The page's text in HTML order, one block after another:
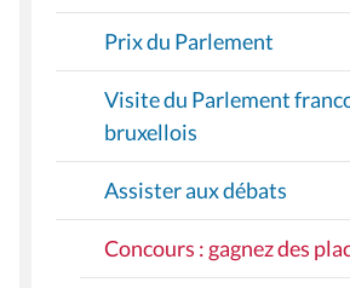
Prix du Parlement
Visite du Parlement
bruxellois
Assister aux débats
Concours : gagnez des